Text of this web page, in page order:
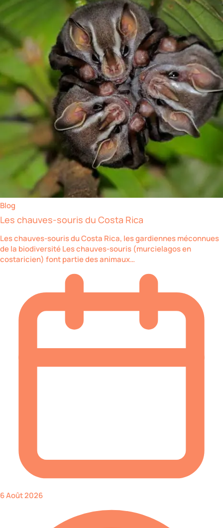
Blog
Les chauves-souris du Costa Rica
Les chauves-souris du Costa Rica, les gardiennes méconnues
de la biodiversité Les chauves-souris (murcielagos en
costaricien) font partie des animaux…
6 Août 2026